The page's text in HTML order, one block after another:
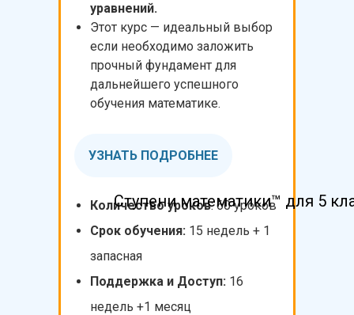
Количество уроков: 60 уроков
Срок обучения: 15 недель + 1
запасная
Поддержка и Доступ: 16
недель +1 месяц
уравнений.
Этот курс — идеальный выбор
если необходимо заложить
прочный фундамент для
дальнейшего успешного
обучения математике.
УЗНАТЬ ПОДРОБНЕЕ
Ступени математики™ для 5